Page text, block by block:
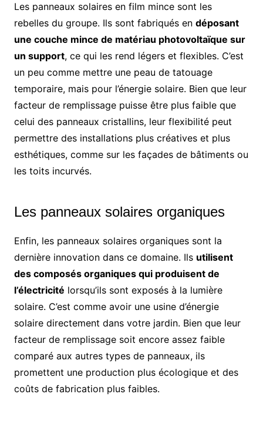
Les panneaux solaires en film mince sont les
rebelles du groupe. Ils sont fabriqués en déposant
une couche mince de matériau photovoltaïque sur
un support, ce qui les rend légers et flexibles. C’est
un peu comme mettre une peau de tatouage
temporaire, mais pour l’énergie solaire. Bien que leur
facteur de remplissage puisse être plus faible que
celui des panneaux cristallins, leur flexibilité peut
permettre des installations plus créatives et plus
esthétiques, comme sur les façades de bâtiments ou
les toits incurvés.
Les panneaux solaires organiques
Enfin, les panneaux solaires organiques sont la
dernière innovation dans ce domaine. Ils utilisent
des composés organiques qui produisent de
l’électricité lorsqu’ils sont exposés à la lumière
solaire. C’est comme avoir une usine d’énergie
solaire directement dans votre jardin. Bien que leur
facteur de remplissage soit encore assez faible
comparé aux autres types de panneaux, ils
promettent une production plus écologique et des
coûts de fabrication plus faibles.